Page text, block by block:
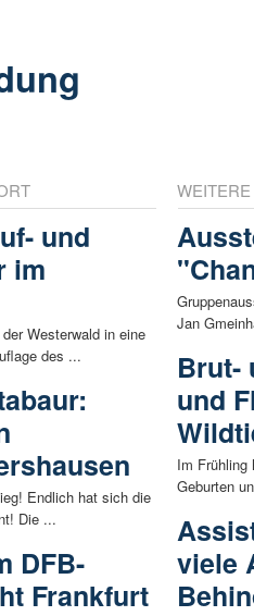
und
im
Westerwald in eine
des ...
Endlich hat sich die
Die ...
DFB-
Frankfurt
Jan
Brut-
und
Im
Geburten
viele